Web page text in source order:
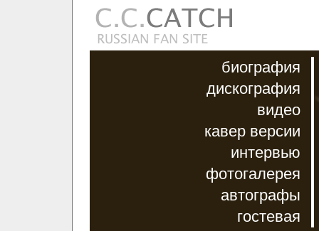
биография
дискография
видео
кавер версии
интервью
фотогалерея
автографы
гостевая